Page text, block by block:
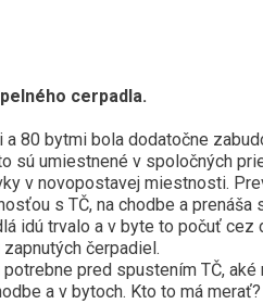
cerpadla.
80 bytmi bola dodatočne
sú umiestnené v spoločných
v novopostavej miestnosti.
s TČ, na chodbe a prenáša
idú trvalo a v byte to počuť cez
čerpadiel.
pred spustením TČ,
a v bytoch. Kto to má merať?